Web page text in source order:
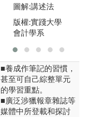
管理學院會計
學群
圖解:講述法
版權:實踐大學
會計學系
■養成作筆記的習慣，
甚至可自己綜整單元
的學習重點。
■廣泛涉獵報章雜誌等
媒體中所登載和探討